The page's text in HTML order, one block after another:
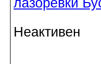
Неактивен